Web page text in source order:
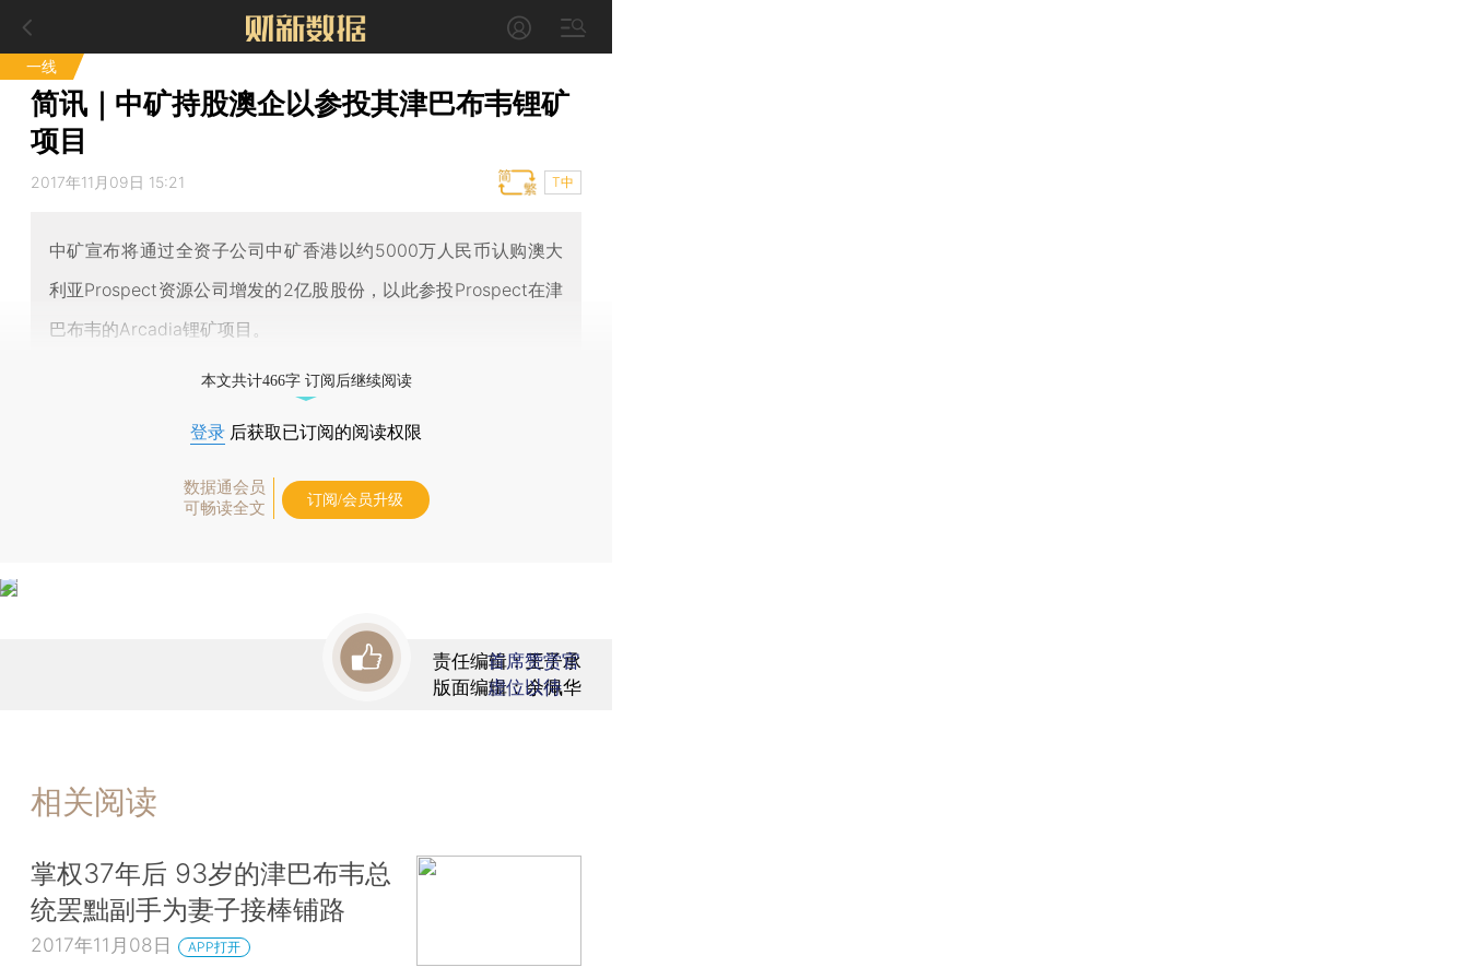
一线
简讯｜中矿持股澳企以参投其津巴布韦锂矿
项目
2017年11月09日 15:21 T中
中矿宣布将通过全资子公司中矿香港以约5000万人民币认购澳大
利亚Prospect资源公司增发的2亿股股份，以此参投Prospect在津
巴布韦的Arcadia锂矿项目。
本文共计466字 订阅后继续阅读
登录 后获取已订阅的阅读权限
数据通会员
可畅读全文
订阅/会员升级
责任编辑：王子承
版面编辑：余佩华
首席赞赏官
虚位以待
相关阅读
掌权37年后 93岁的津巴布韦总
统罢黜副手为妻子接棒铺路
2017年11月08日 APP打开